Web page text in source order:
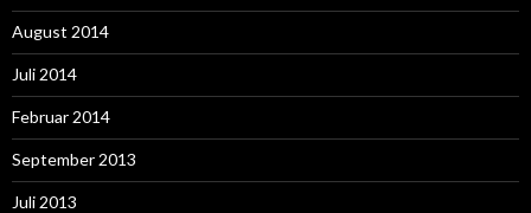
August 2014
Juli 2014
Februar 2014
September 2013
Juli 2013